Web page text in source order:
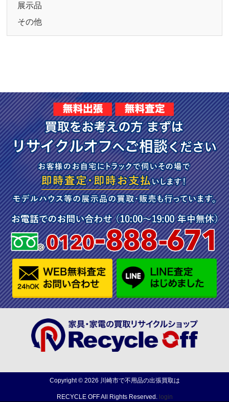
展示品
その他
Copyright © 2026 川崎市で不用品の出張買取は
RECYCLE OFFAll Rights Reserved. login